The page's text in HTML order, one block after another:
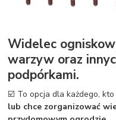
Widelec
warzyw oraz
podpórkami.
☑️ To opcja dla każdego,
lub chce zorganizować